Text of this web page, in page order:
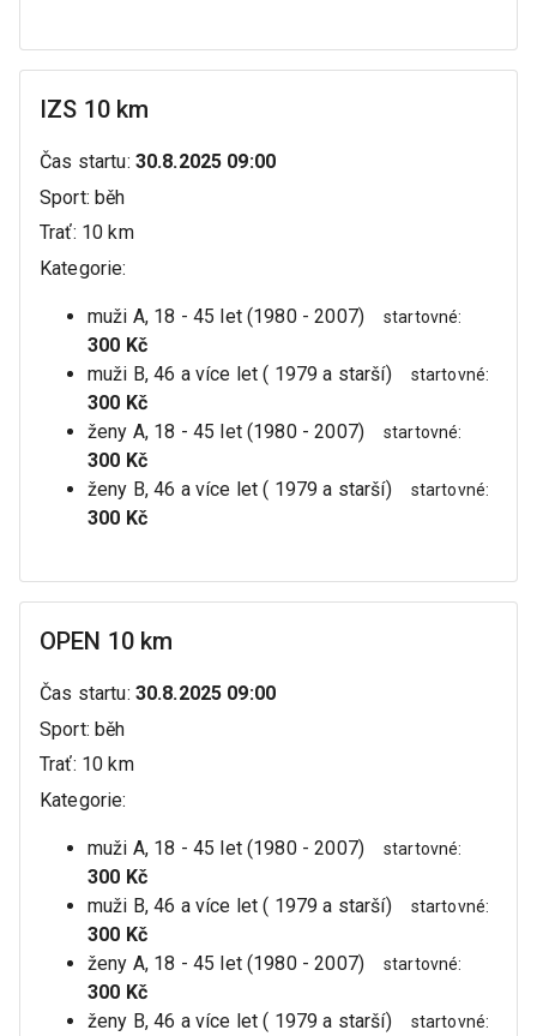
IZS 10 km
Čas startu: 30.8.2025 09:00
Sport:běh
Trať: 10 km
Kategorie:
muži A, 18 - 45 let (1980 - 2007) startovné:
300 Kč
muži B, 46 a více let ( 1979 a starší)
startovné:
300 Kč
ženy A, 18 - 45 let (1980 - 2007)
startovné:
300 Kč
ženy B, 46 a více let ( 1979 a starší)
startovné:
300 Kč
OPEN 10 km
Čas startu: 30.8.2025 09:00
Sport:běh
Trať: 10 km
Kategorie:
muži A, 18 - 45 let (1980 - 2007) startovné:
300 Kč
muži B, 46 a více let ( 1979 a starší)
startovné:
300 Kč
ženy A, 18 - 45 let (1980 - 2007)
startovné:
300 Kč
ženy B, 46 a více let ( 1979 a starší)
startovné: